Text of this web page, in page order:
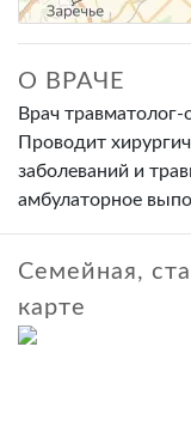
О ВРАЧЕ
Врач
Проводит
заболеваний и
амбулаторное
Семейная,
карте